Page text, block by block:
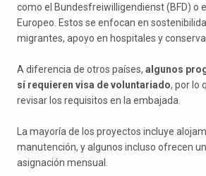
como el Bundesfreiwilligendienst (BFD) o
Europeo. Estos se enfocan en
migrantes, apoyo en hospitales y
A diferencia de otros países, algunos
sí requieren visa de voluntariado, por lo
revisar los requisitos en la embajada.
La mayoría de los proyectos incluye
manutención, y algunos incluso ofrecen
asignación mensual.